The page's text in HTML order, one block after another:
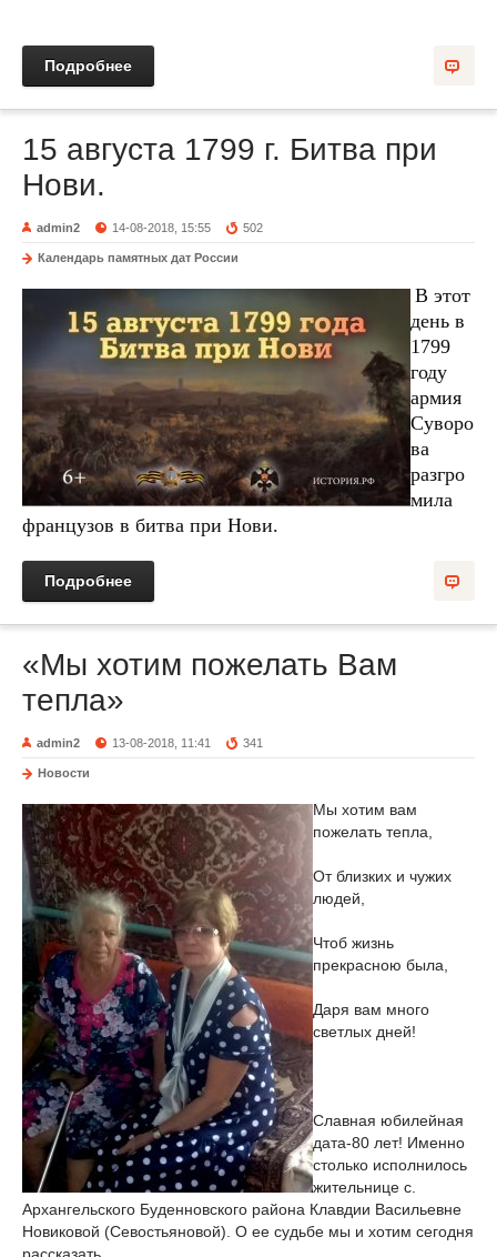
Подробнее
15 августа 1799 г. Битва при
Нови.
admin2 14-08-2018, 15:55 502
Календарь памятных дат России
В этот
день в
1799
году
армия
Суворо
ва
разгро
мила
французов в битва при Нови.
Подробнее
«Мы хотим пожелать Вам
тепла»
admin2 13-08-2018, 11:41 341
Новости
Мы хотим вам
пожелать тепла,
От близких и чужих
людей,
Чтоб жизнь
прекрасною была,
Даря вам много
светлых дней!
Славная юбилейная
дата-80 лет! Именно
столько исполнилось
жительнице с.
Архангельского Буденновского района Клавдии Васильевне
Новиковой (Севостьяновой). О ее судьбе мы и хотим сегодня